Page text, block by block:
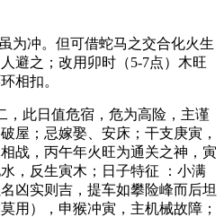
为冲。但可借蛇马之交合化火生
避之；改用卯时（5-7点）木旺
相扣。
，此日值危宿，危为高险，主谨
屋；忌嫁娶、安床；干支庚寅，
战，丙午年火旺为通关之神，寅
，反生寅木；日子特征 ：小满
凶实则吉，提车如攀险峰而后坦
用），申猴冲寅，主机械故障；